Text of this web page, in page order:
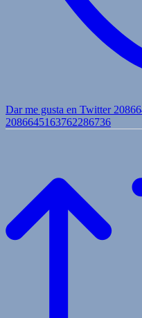
Dar me gusta en Twitter
2086645163762286736